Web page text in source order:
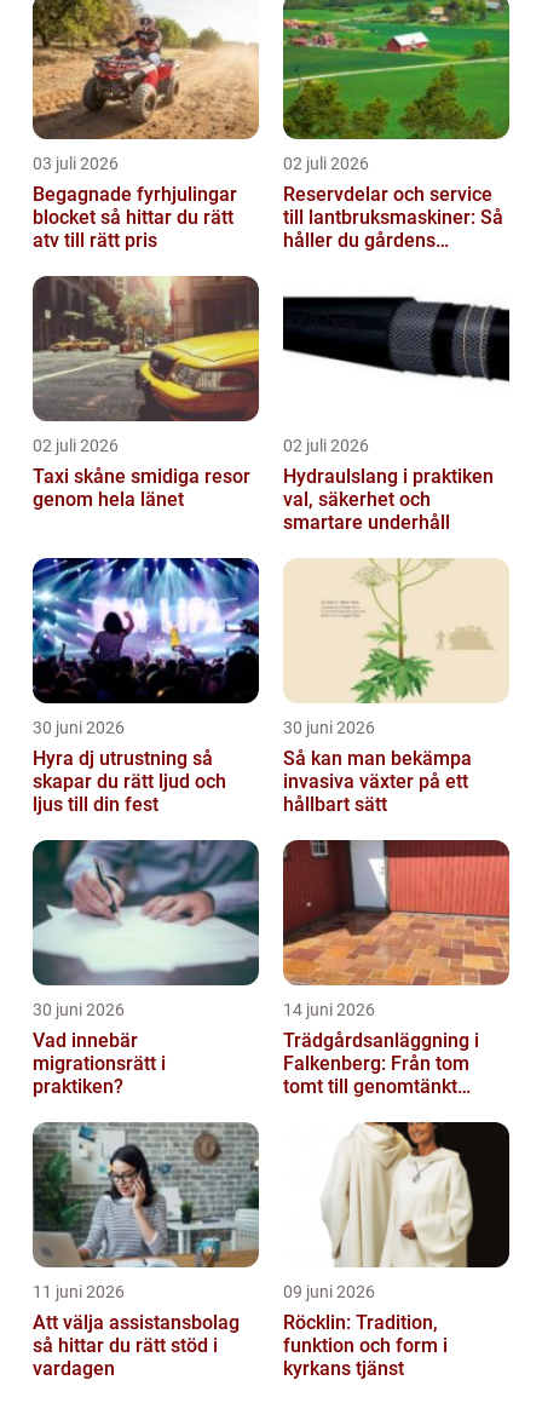
03 juli 2026
Begagnade fyrhjulingar
blocket så hittar du rätt
atv till rätt pris
02 juli 2026
Reservdelar och service
till lantbruksmaskiner: Så
håller du gårdens
02 juli 2026
Taxi skåne smidiga resor
genom hela länet
02 juli 2026
Hydraulslang i praktiken
val, säkerhet och
smartare underhåll
30 juni 2026
Hyra dj utrustning så
skapar du rätt ljud och
ljus till din fest
30 juni 2026
Så kan man bekämpa
invasiva växter på ett
hållbart sätt
30 juni 2026
Vad innebär
migrationsrätt i
praktiken?
14 juni 2026
Trädgårdsanläggning i
Falkenberg: Från tom
tomt till genomtänkt
11 juni 2026
Att välja assistansbolag
så hittar du rätt stöd i
vardagen
09 juni 2026
Röcklin: Tradition,
funktion och form i
kyrkans tjänst